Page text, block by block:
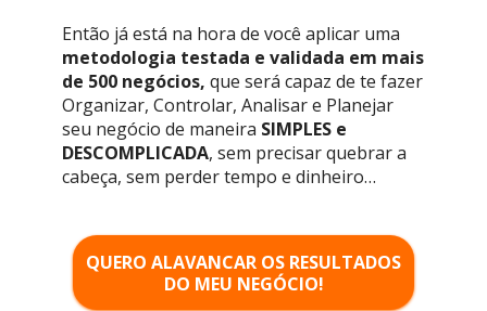
metodologia testada e validada em mais
de 500 negócios, que será capaz de te fazer
Organizar, Controlar, Analisar e Planejar
seu negócio de maneira SIMPLES e
DESCOMPLICADA, sem precisar quebrar a
cabeça, sem perder tempo e dinheiro…
QUERO ALAVANCAR OS RESULTADOS
DO MEU NEGÓCIO!